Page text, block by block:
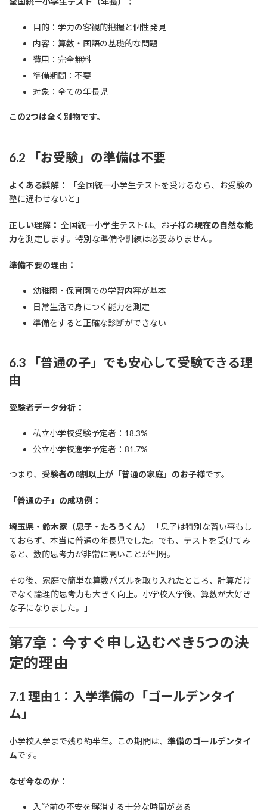
目的：学力の客観的把握と個性発見
内容：算数・国語の基礎的な問題
費用：完全無料
準備期間：不要
対象：全ての年長児
この2つは全く別物です。
6.2 「お受験」の準備は不要
よくある誤解：
「全国統一小学生テストを受けるなら、お受験の
塾に通わせないと」
正しい理解： 全国統一小学生テストは、お子様の現在の自然な能
力を測定します。特別な準備や訓練は必要ありません。
準備不要の理由：
幼稚園・保育園での学習内容が基本
日常生活で身につく能力を測定
準備をすると正確な診断ができない
6.3 「普通の子」でも安心して受験できる理
由
受験者データ分析：
私立小学校受験予定者：18.3%
公立小学校進学予定者：81.7%
つまり、 受験者の8割以上が「普通の家庭」のお子様です。
「普通の子」の成功例：
埼玉県・鈴木家（息子・たろうくん）
「息子は特別な習い事もし
ておらず、本当に普通の年長児でした。でも、テストを受けてみ
ると、数的思考力が非常に高いことが判明。
その後、家庭で簡単な算数パズルを取り入れたところ、計算だけ
でなく論理的思考力も大きく向上。小学校入学後、算数が大好き
な子になりました。」
第7章：今すぐ申し込むべき5つの決
定的理由
7.1 理由1：入学準備の「ゴールデンタイ
ム」
小学校入学まで残り約半年。この期間は、 準備のゴールデンタイ
ムです。
なぜ今なのか：
入学前の不安を解消する十分な時間がある